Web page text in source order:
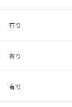
有り
有り
有り